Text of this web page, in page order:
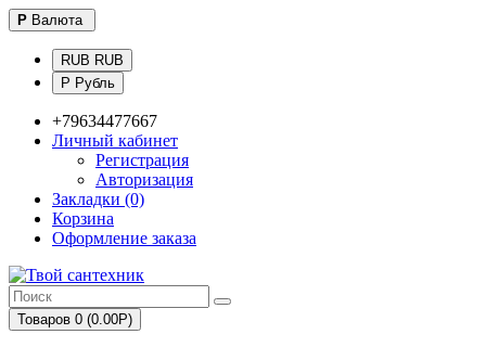
Р Валюта
RUB RUB
Р Рубль
+79634477667
Личный кабинет
Регистрация
Авторизация
Закладки (0)
Корзина
Оформление заказа
Товаров 0 (0.00Р)